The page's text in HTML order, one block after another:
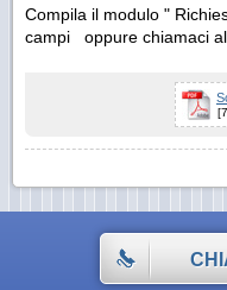
Compila il modulo "
campi oppure chiamaci